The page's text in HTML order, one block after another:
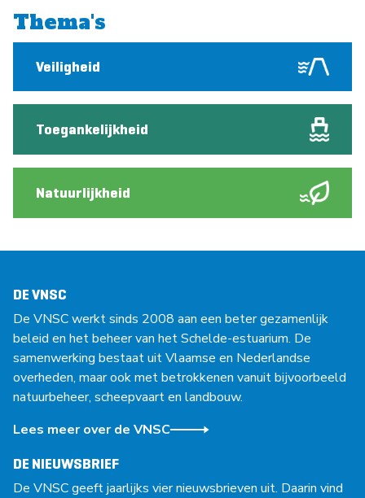
Thema's
Veiligheid
Toegankelijkheid
Natuurlijkheid
DE VNSC
De VNSC werkt sinds 2008 aan een beter gezamenlijk
beleid en het beheer van het Schelde-estuarium. De
samenwerking bestaat uit Vlaamse en Nederlandse
overheden, maar ook met betrokkenen vanuit bijvoorbeeld
natuurbeheer, scheepvaart en landbouw.
Lees meer over de VNSC
DE NIEUWSBRIEF
De VNSC geeft jaarlijks vier nieuwsbrieven uit. Daarin vind